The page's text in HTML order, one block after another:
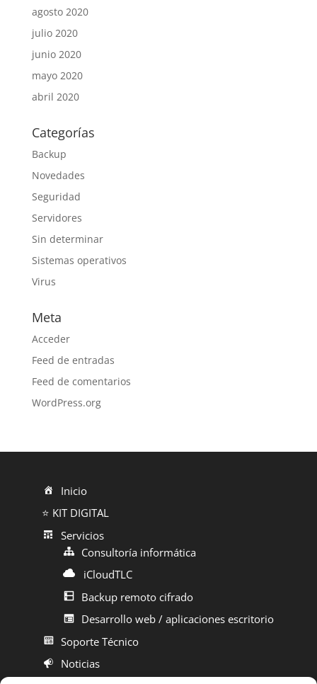
agosto 2020
julio 2020
junio 2020
mayo 2020
abril 2020
Categorías
Backup
Novedades
Seguridad
Servidores
Sin determinar
Sistemas operativos
Virus
Meta
Acceder
Feed de entradas
Feed de comentarios
WordPress.org
Inicio
⭐ KIT DIGITAL
Servicios
Consultoría informática
iCloudTLC
Backup remoto cifrado
Desarrollo web / aplicaciones escritorio
Soporte Técnico
Noticias